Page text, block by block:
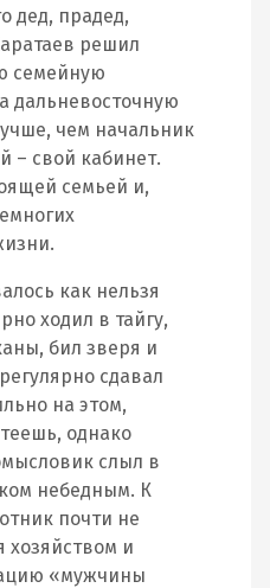
дед, прадед,
решил
семейную
дальневосточную
чем начальник
– свой кабинет.
семьей и,
как нельзя
ходил в тайгу,
бил зверя и
сдавал
на этом,
однако
слыл в
небедным. К
почти не
хозяйством и
«мужчины